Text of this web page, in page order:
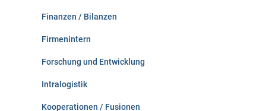
Finanzen / Bilanzen
Firmenintern
Forschung und Entwicklung
Intralogistik
Kooperationen / Fusionen